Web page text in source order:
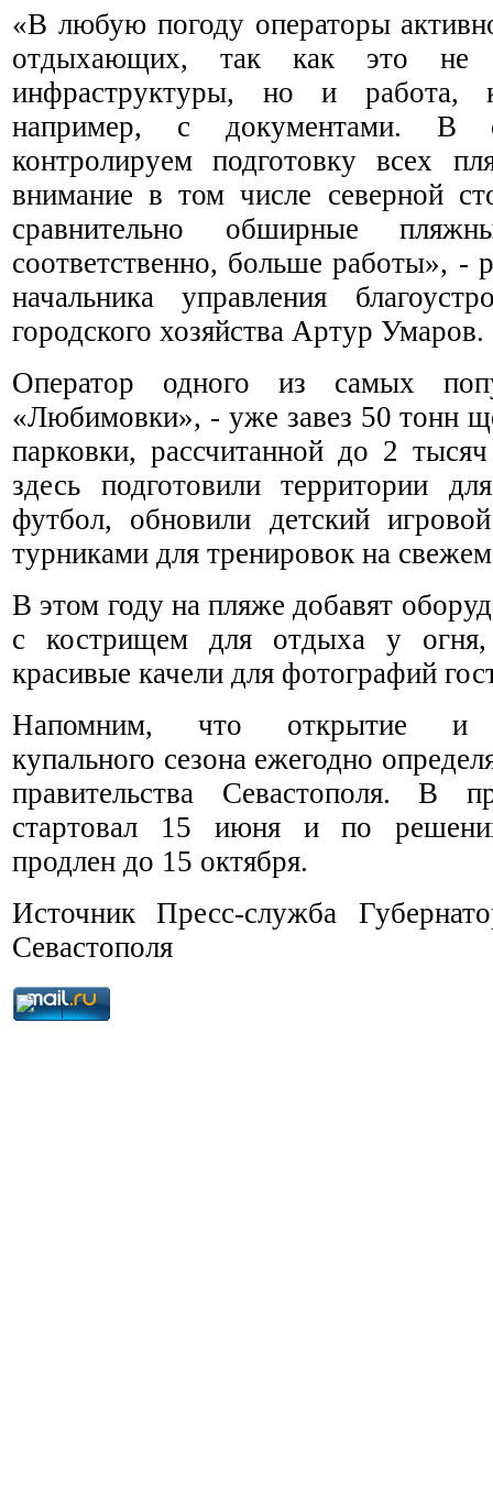
«В любую погоду операторы
отдыхающих, так как это не
инфраструктуры, но и работа,
например, с документами. В
контролируем подготовку всех
внимание в том числе северной
сравнительно обширные
соответственно, больше работы», -
начальника управления
городского хозяйства Артур Умаров.
Оператор одного из самых
«Любимовки», - уже завез 50 тонн
парковки, рассчитанной до 2
здесь подготовили территории
футбол, обновили детский
турниками для тренировок на
В этом году на пляже добавят
с кострищем для отдыха у огня,
красивые качели для фотографий
Напомним, что открытие и
купального сезона ежегодно
правительства Севастополя. В
стартовал 15 июня и по
продлен до 15 октября.
Источник Пресс-служба
Севастополя